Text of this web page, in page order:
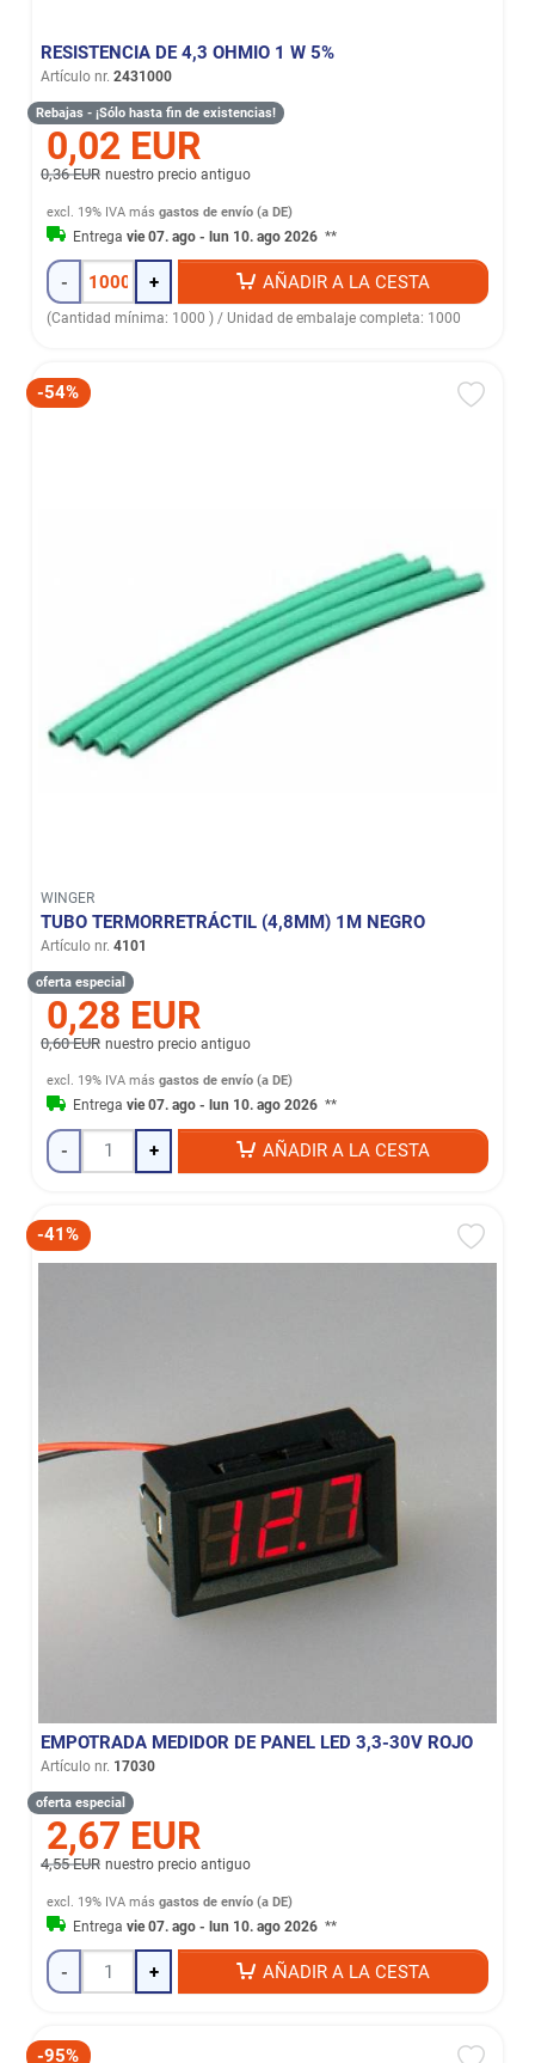
RESISTENCIA DE 4,3 OHMIO 1 W 5%
Artículo nr. 2431000
Rebajas - ¡Sólo hasta fin de existencias!
0,02 EUR
0,36 EUR nuestro precio antiguo
excl. 19% IVA másgastos de envío (a DE)
Entregavie 07. ago - lun 10. ago 2026 **
- + AÑADIR A LA CESTA
(Cantidad mínima: 1000 ) / Unidad de embalaje completa: 1000
-54%
WINGER
TUBO TERMORRETRÁCTIL (4,8MM) 1M NEGRO
Artículo nr. 4101
oferta especial
0,28 EUR
0,60 EUR nuestro precio antiguo
excl. 19% IVA másgastos de envío (a DE)
Entregavie 07. ago - lun 10. ago 2026 **
- + AÑADIR A LA CESTA
-41%
EMPOTRADA MEDIDOR DE PANEL LED 3,3-30V ROJO
Artículo nr. 17030
oferta especial
2,67 EUR
4,55 EUR nuestro precio antiguo
excl. 19% IVA másgastos de envío (a DE)
Entregavie 07. ago - lun 10. ago 2026 **
- + AÑADIR A LA CESTA
-95%